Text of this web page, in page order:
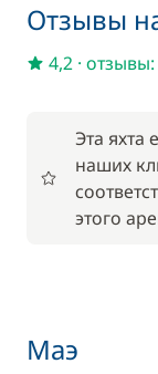
Кок/Повар
Матрос
Отзывы
4,2 · отзывы:
Эта яхта
наших
этого
Маэ